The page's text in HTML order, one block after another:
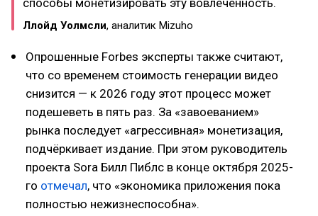
способы монетизировать эту вовлечённость.
Ллойд Уолмсли, аналитик Mizuho
Опрошенные Forbes эксперты также считают,
что со временем стоимость генерации видео
снизится — к 2026 году этот процесс может
подешеветь в пять раз. За «завоеванием»
рынка последует «агрессивная» монетизация,
подчёркивает издание. При этом руководитель
проекта Sora Билл Пиблс в конце октября 2025-
го отмечал, что «экономика приложения пока
полностью нежизнеспособна».